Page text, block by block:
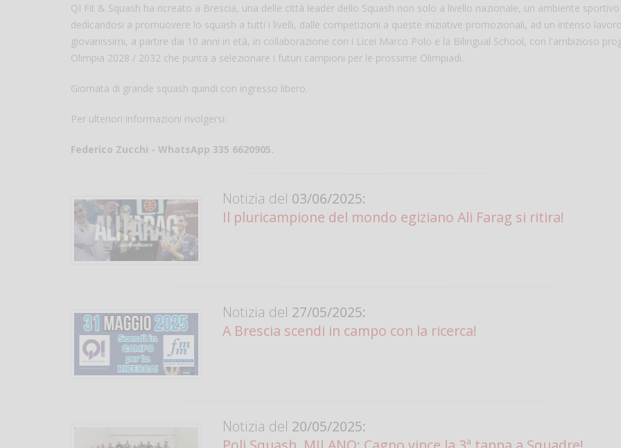
QI Fit & Squash ha ricreato a Brescia, una delle città leader dello Squash non solo a livello nazionale, un ambiente sportivo
dedicandosi a promuovere lo squash a tutti i livelli, dalle competizioni a queste iniziative promozionali, ad un intenso
giovanissimi, a partire dai 10 anni in età, in collaborazione con i Licei Marco Polo e la Bilingual School, con l'ambizioso
Olimpia 2028 / 2032 che punta a selezionare i futuri campioni per le prossime Olimpiadi.
Giornata di grande squash quindi con ingresso libero.
Per ulteriori informazioni rivolgersi:
Federico Zucchi - WhatsApp 335 6620905.
Notizia del 03/06/2025:
Il pluricampione del mondo egiziano Ali Farag si ritira!
Notizia del 27/05/2025:
A Brescia scendi in campo con la ricerca!
Notizia del 20/05/2025:
Salve,
come fare per